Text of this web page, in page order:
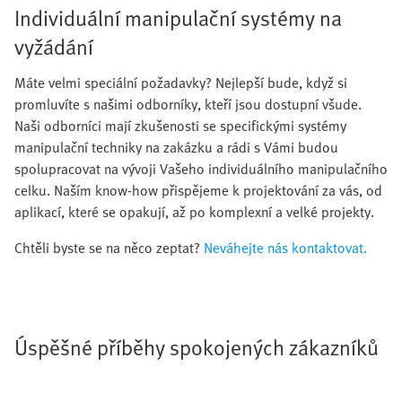
Individuální manipulační systémy na
vyžádání
Máte velmi speciální požadavky? Nejlepší bude, když si
promluvíte s našimi odborníky, kteří jsou dostupní všude.
Naši odborníci mají zkušenosti se specifickými systémy
manipulační techniky na zakázku a rádi s Vámi budou
spolupracovat na vývoji Vašeho individuálního manipulačního
celku. Naším know-how přispějeme k projektování za vás, od
aplikací, které se opakují, až po komplexní a velké projekty.
Chtěli byste se na něco zeptat? Neváhejte nás kontaktovat.
Úspěšné příběhy spokojených zákazníků